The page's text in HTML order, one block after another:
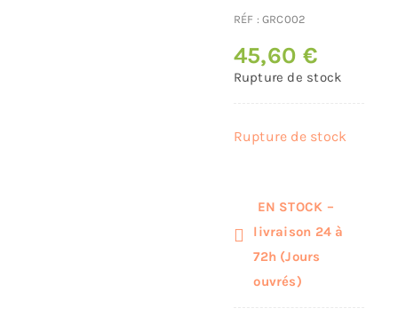
RÉF :GRC002
45,60€
Rupture de stock
Rupture de stock
EN STOCK –
livraison 24 à
72h (Jours
ouvrés)